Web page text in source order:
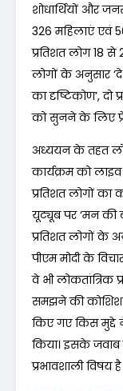
शोधार्थियों और
326 महिलाएं एवं
प्रतिशत लोग 18 से
लोगों के अनुसार
का दृष्टिकोण’, दो
को सुनने के लिए
अध्ययन के तहत
कार्यक्रम को
प्रतिशत लोगों का
यूट्यूब पर ‘मन की
प्रतिशत लोगों के
पीएम मोदी के
वे भी लोकतांत्रिक
समझने की कोशिश
किए गए किस मुद्दे
किया। इसके जवाब
प्रभावशाली विषय